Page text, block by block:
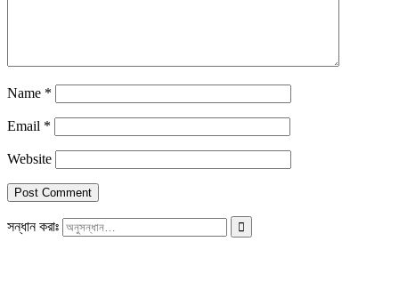
Name *
Email *
Website
সন্ধান করাঃ